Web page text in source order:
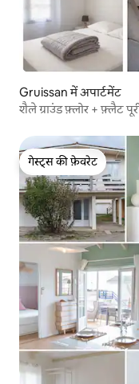
Gruissan में अपार्टमेंट
शैले ग्राउंड फ़्लोर + फ़्लैट
गेस्ट्स की फ़ेवरेट
गेस्ट्स की फ़ेवरेट